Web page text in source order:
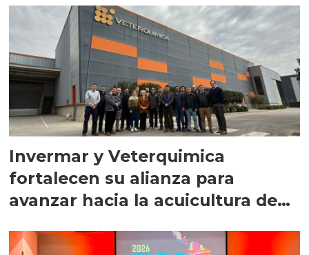
Invermar y Veterquimica
fortalecen su alianza para
avanzar hacia la acuicultura de